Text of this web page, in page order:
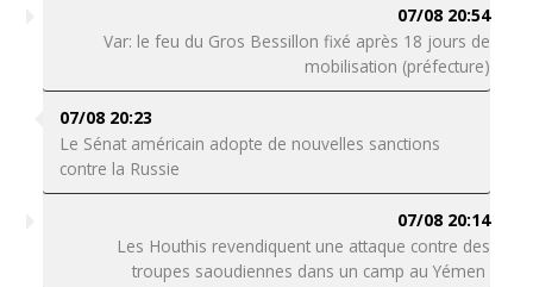
07/08 20:54
Var: le feu du Gros Bessillon fixé après 18 jours de
mobilisation (préfecture)
07/08 20:23
Le Sénat américain adopte de nouvelles sanctions
contre la Russie
07/08 20:14
Les Houthis revendiquent une attaque contre des
troupes saoudiennes dans un camp au Yémen